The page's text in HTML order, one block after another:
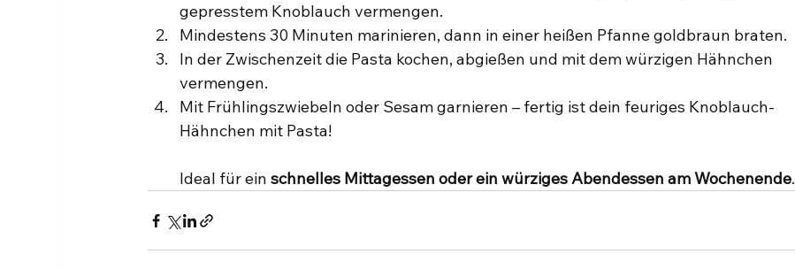
gepresstem Knoblauch vermengen.
Mindestens 30 Minuten marinieren, dann in einer heißen Pfanne goldbraun braten.
In der Zwischenzeit die Pasta kochen, abgießen und mit dem würzigen Hähnchen
vermengen.
Mit Frühlingszwiebeln oder Sesam garnieren – fertig ist dein feuriges Knoblauch-
Hähnchen mit Pasta!
Ideal für ein schnelles Mittagessen oder ein würziges Abendessen am Wochenende.